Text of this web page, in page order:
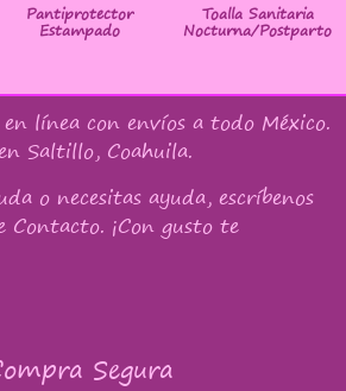
Pantiprotector
Estampado
Toalla Sanitaria
Nocturna/Postparto
línea con envíos a todo México.
Saltillo, Coahuila.
o necesitas ayuda, escríbenos
Contacto. ¡Con gusto te
Segura